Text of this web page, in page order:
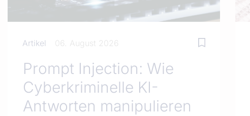
Artikel 06. August 2026
Prompt Injection: Wie
Cyberkriminelle KI-
Antworten manipulieren